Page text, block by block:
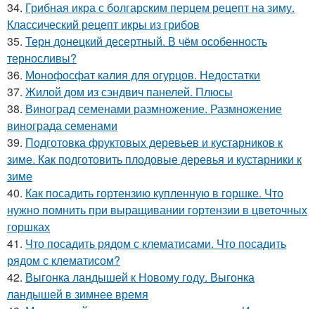
34. Грибная икра с болгарским перцем рецепт на зиму.
Классический рецепт икры из грибов
35. Терн донецкий десертный. В чём особенность
терносливы?
36. Монофосфат калия для огурцов. Недостатки
37. Жилой дом из сэндвич панелей. Плюсы
38. Виноград семенами размножение. Размножение
винограда семенами
39. Подготовка фруктовых деревьев и кустарников к
зиме. Как подготовить плодовые деревья и кустарники к
зиме
40. Как посадить гортензию купленную в горшке. Что
нужно помнить при выращивании гортензии в цветочных
горшках
41. Что посадить рядом с клематисами. Что посадить
рядом с клематисом?
42. Выгонка ландышей к Новому году. Выгонка
ландышей в зимнее время